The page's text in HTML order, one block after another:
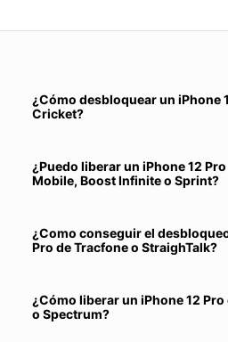
¿Cómo desbloquear un iPhone
Cricket?
¿Puedo liberar un iPhone 12
Mobile, Boost Infinite o Sprint?
¿Como conseguir el
Pro de Tracfone o StraighTalk?
¿Cómo liberar un iPhone 12
o Spectrum?